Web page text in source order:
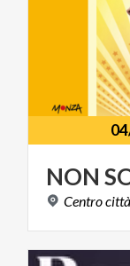
NON
Centrocittà